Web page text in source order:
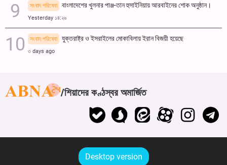
সংবাদ পরিষেবা বাংলাদেশের খুলনার পাঞ্জ-তান হুসাইনিয়ায় আরবাইনের শোক অনুষ্ঠান।
Yesterday ১৪:২৬
সংবাদ পরিষেবা যুক্তরাষ্ট্র ও ইসরাইলের মোকাবিলায় ইরান বিজয়ী হয়েছে
৩ days ago
শিয়াদের কণ্ঠস্বর অমার্জিত
Desktop version